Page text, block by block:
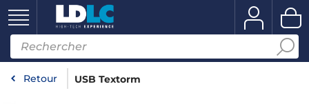
Retour USB Textorm